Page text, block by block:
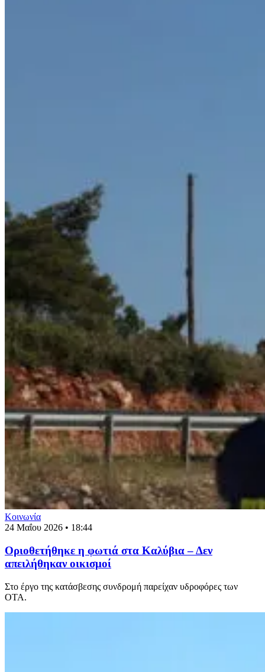
Κοινωνία
24 Μαΐου 2026 • 18:44
Οριοθετήθηκε η φωτιά στα Καλύβια – Δεν
απειλήθηκαν οικισμοί
Στο έργο της κατάσβεσης συνδρομή παρείχαν υδροφόρες των
ΟΤΑ.